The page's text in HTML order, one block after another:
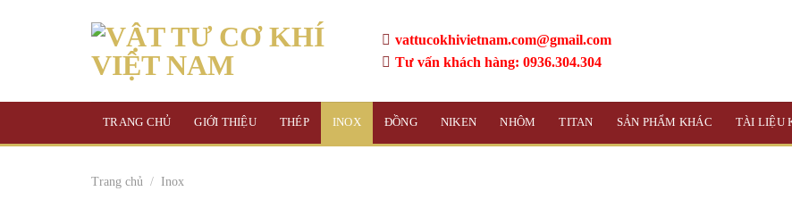
vattucokhivietnam.com@gmail.com
Tư vấn khách hàng: 0936.304.304
TRANG CHỦ GIỚI THIỆU THÉP INOX ĐỒNG NIKEN NHÔM TITAN SẢN PHẨM KHÁC TÀI LIỆU
Trang chủ / Inox